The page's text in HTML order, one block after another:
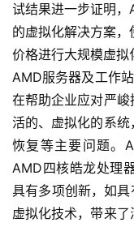
试结果进一步证明
的虚拟化解决方案
价格进行大规模虚拟
AMD服务器及工作
在帮助企业应对严
活的、虚拟化的系
恢复等主要问题。
AMD四核皓龙处理
具有多项创新，如
虚拟化技术，带来